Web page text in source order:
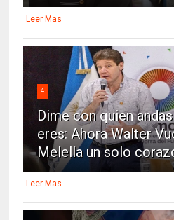
Leer Mas
4
Dime con quien
eres: Ahora Walter
Melella un solo
Leer Mas